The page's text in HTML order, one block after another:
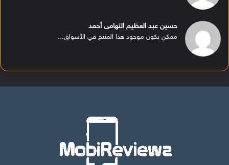
حسين عبد العظيم التهامى أحمد
ممكن يكون موجود هذا المنتج في الأسواق...